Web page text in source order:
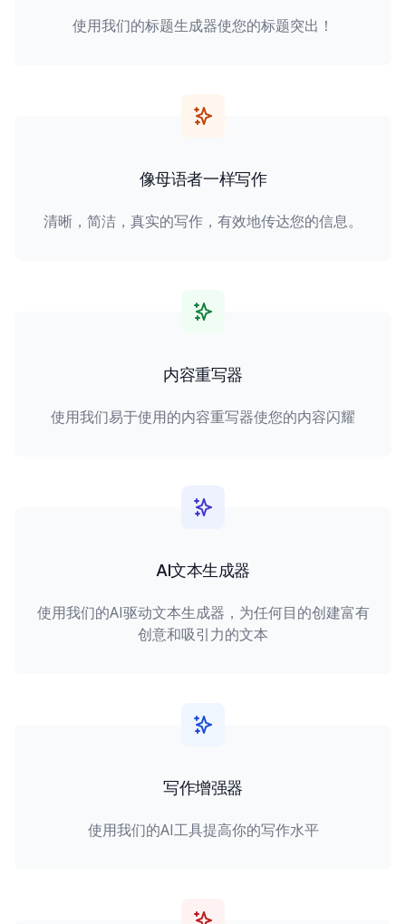
使用我们的标题生成器使您的标题突出！
像母语者一样写作
清晰，简洁，真实的写作，有效地传达您的信息。
内容重写器
使用我们易于使用的内容重写器使您的内容闪耀
AI文本生成器
使用我们的AI驱动文本生成器，为任何目的创建富有
创意和吸引力的文本
写作增强器
使用我们的AI工具提高你的写作水平